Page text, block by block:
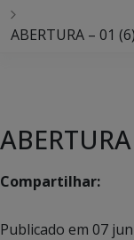
ABERTURA – 01 (6)
Compartilhar:
Publicado em 07